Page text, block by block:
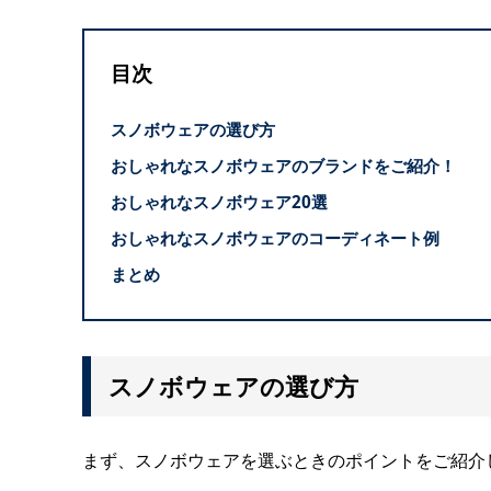
目次
スノボウェアの選び方
おしゃれなスノボウェアのブランドをご紹介！
おしゃれなスノボウェア20選
おしゃれなスノボウェアのコーディネート例
まとめ
スノボウェアの選び方
まず、スノボウェアを選ぶときのポイントをご紹